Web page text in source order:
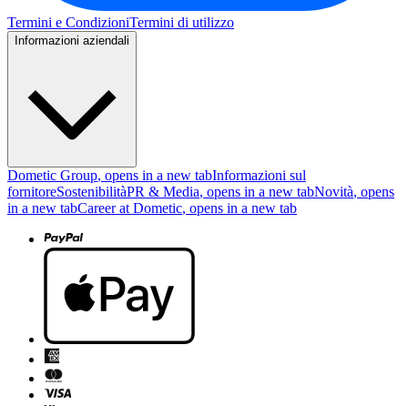
Termini e CondizioniTermini di utilizzo
Informazioni aziendali
Dometic Group, opens in a new tabInformazioni sul
fornitoreSostenibilitàPR & Media, opens in a new tabNovità, opens
in a new tabCareer at Dometic, opens in a new tab